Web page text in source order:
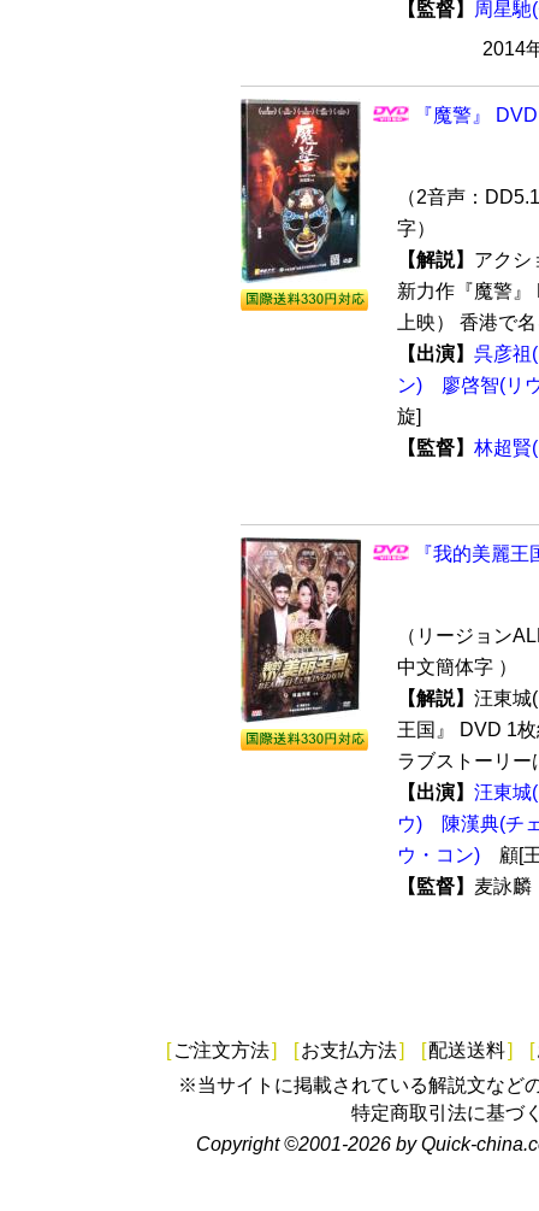
【監督】
周星馳
2014
『魔警』
（2音声：
字）
【解説】 アク
新力作『魔警
上映） 香港で
【出演】 呉彦祖
ン)
廖啓智(リ
旋]
【監督】 林超賢
『我的美麗
（リージョン
中文簡体字 ）
【解説】 汪東城
王国』 DVD 1
ラブストーリー
【出演】 汪東城
ウ)
陳漢典(チ
ウ・コン) 顧[
【監督】 麦詠
[ ご注文方法] [お支払方法] [配送送料] [
※当サイトに掲載されている解説文など
特定商取引法に基づ
Copyright ©2001-2026 by Quick-